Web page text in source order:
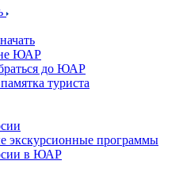
ЮАР
до ЮАР
туриста
экскурсионные программы
в ЮАР